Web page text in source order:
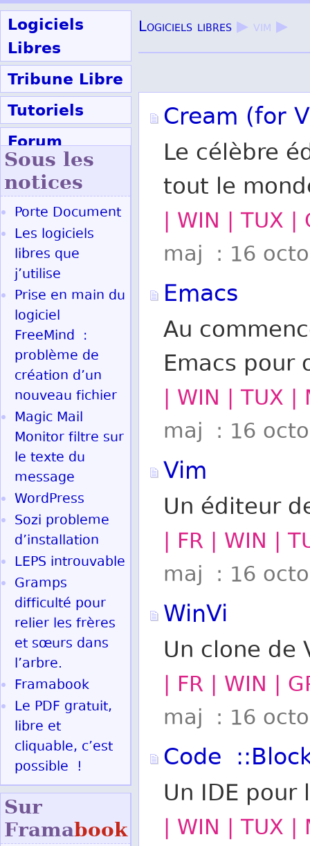
Logiciels
Libres
Tribune Libre
Tutoriels
Forum
Participer
Logiciels libres ▶ vim ▶
Cream (for
Le célèbre
tout le
| WIN | TUX |
maj : 16
Emacs
Au
Emacs pour
| WIN | TUX |
maj : 16
Vim
Un éditeur
| FR | WIN |
maj : 16
WinVi
Un clone de
| FR | WIN |
maj : 16
Code
Un IDE
| WIN | TUX |
Sous les
notices
Porte Document
Les logiciels
libres que
j’utilise
Prise en main du
logiciel
FreeMind :
problème de
création d’un
nouveau fichier
Magic Mail
Monitor filtre sur
le texte du
message
WordPress
Sozi probleme
d’installation
LEPS introuvable
Gramps
difficulté pour
relier les frères
et sœurs dans
l’arbre.
Framabook
Le PDF gratuit,
libre et
cliquable, c’est
possible !
Sur
Framabook